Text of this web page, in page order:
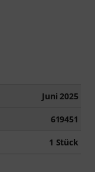
Juni 2025
619451
1 Stück